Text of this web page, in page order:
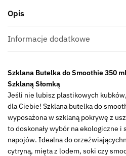
ml
słomką
Water
bottle
for
smoothie
CLEAR
GLASS
400ml
Opis
Informacje dodatkowe
Szklana Butelka do Smoothie 350
Szklaną Słomką
Jeśli nie lubisz plastikowych
dla Ciebie! Szklana butelka do
wyposażona w szklaną pokrywę z
to doskonały wybór na ekologiczne
napojów. Idealna do
cytryną, mięta z lodem, soki czy